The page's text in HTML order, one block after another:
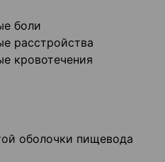
боли
расстройства
кровотечения
оболочки пищевода